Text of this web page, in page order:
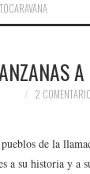
2
de la
a su historia y a